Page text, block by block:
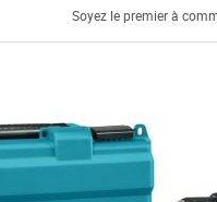
Soyez le premier à